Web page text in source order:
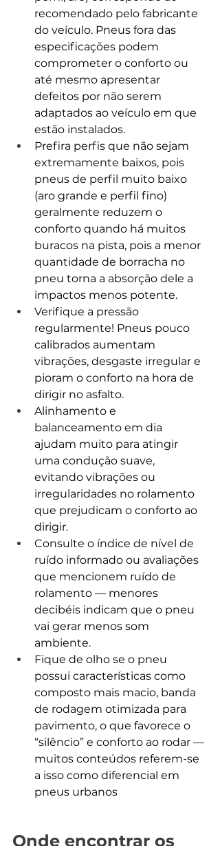
recomendado pelo fabricante
do veículo. Pneus fora das
especificações podem
comprometer o conforto ou
até mesmo apresentar
defeitos por não serem
adaptados ao veículo em que
estão instalados.
Prefira perfis que não sejam
extremamente baixos, pois
pneus de perfil muito baixo
(aro grande e perfil fino)
geralmente reduzem o
conforto quando há muitos
buracos na pista, pois a menor
quantidade de borracha no
pneu torna a absorção dele a
impactos menos potente.
Verifique a pressão
regularmente! Pneus pouco
calibrados aumentam
vibrações, desgaste irregular e
pioram o conforto na hora de
dirigir no asfalto.
Alinhamento e
balanceamento em dia
ajudam muito para atingir
uma condução suave,
evitando vibrações ou
irregularidades no rolamento
que prejudicam o conforto ao
dirigir.
Consulte o índice de nível de
ruído informado ou avaliações
que mencionem ruído de
rolamento — menores
decibéis indicam que o pneu
vai gerar menos som
ambiente.
Fique de olho se o pneu
possui características como
composto mais macio, banda
de rodagem otimizada para
pavimento, o que favorece o
“silêncio” e conforto ao rodar —
muitos conteúdos referem-se
a isso como diferencial em
pneus urbanos
Onde encontrar os